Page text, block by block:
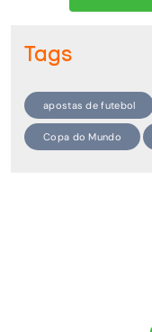
Tags
apostas de futebol
Copa do Mundo